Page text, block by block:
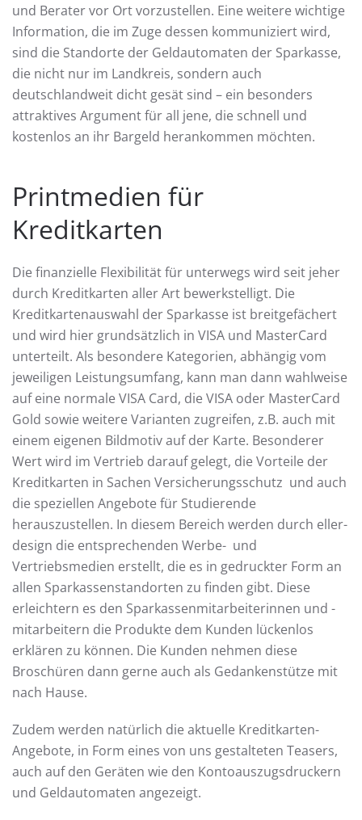
und Berater vor Ort vorzustellen. Eine weitere wichtige
Information, die im Zuge dessen kommuniziert wird,
sind die Standorte der Geldautomaten der Sparkasse,
die nicht nur im Landkreis, sondern auch
deutschlandweit dicht gesät sind – ein besonders
attraktives Argument für all jene, die schnell und
kostenlos an ihr Bargeld herankommen möchten.
Printmedien für
Kreditkarten
Die finanzielle Flexibilität für unterwegs wird seit jeher
durch Kreditkarten aller Art bewerkstelligt. Die
Kreditkartenauswahl der Sparkasse ist breitgefächert
und wird hier grundsätzlich in VISA und MasterCard
unterteilt. Als besondere Kategorien, abhängig vom
jeweiligen Leistungsumfang, kann man dann wahlweise
auf eine normale VISA Card, die VISA oder MasterCard
Gold sowie weitere Varianten zugreifen, z.B. auch mit
einem eigenen Bildmotiv auf der Karte. Besonderer
Wert wird im Vertrieb darauf gelegt, die Vorteile der
Kreditkarten in Sachen Versicherungsschutz und auch
die speziellen Angebote für Studierende
herauszustellen. In diesem Bereich werden durch eller-
design die entsprechenden Werbe- und
Vertriebsmedien erstellt, die es in gedruckter Form an
allen Sparkassenstandorten zu finden gibt. Diese
erleichtern es den Sparkassenmitarbeiterinnen und -
mitarbeitern die Produkte dem Kunden lückenlos
erklären zu können. Die Kunden nehmen diese
Broschüren dann gerne auch als Gedankenstütze mit
nach Hause.
Zudem werden natürlich die aktuelle Kreditkarten-
Angebote, in Form eines von uns gestalteten Teasers,
auch auf den Geräten wie den Kontoauszugsdruckern
und Geldautomaten angezeigt.